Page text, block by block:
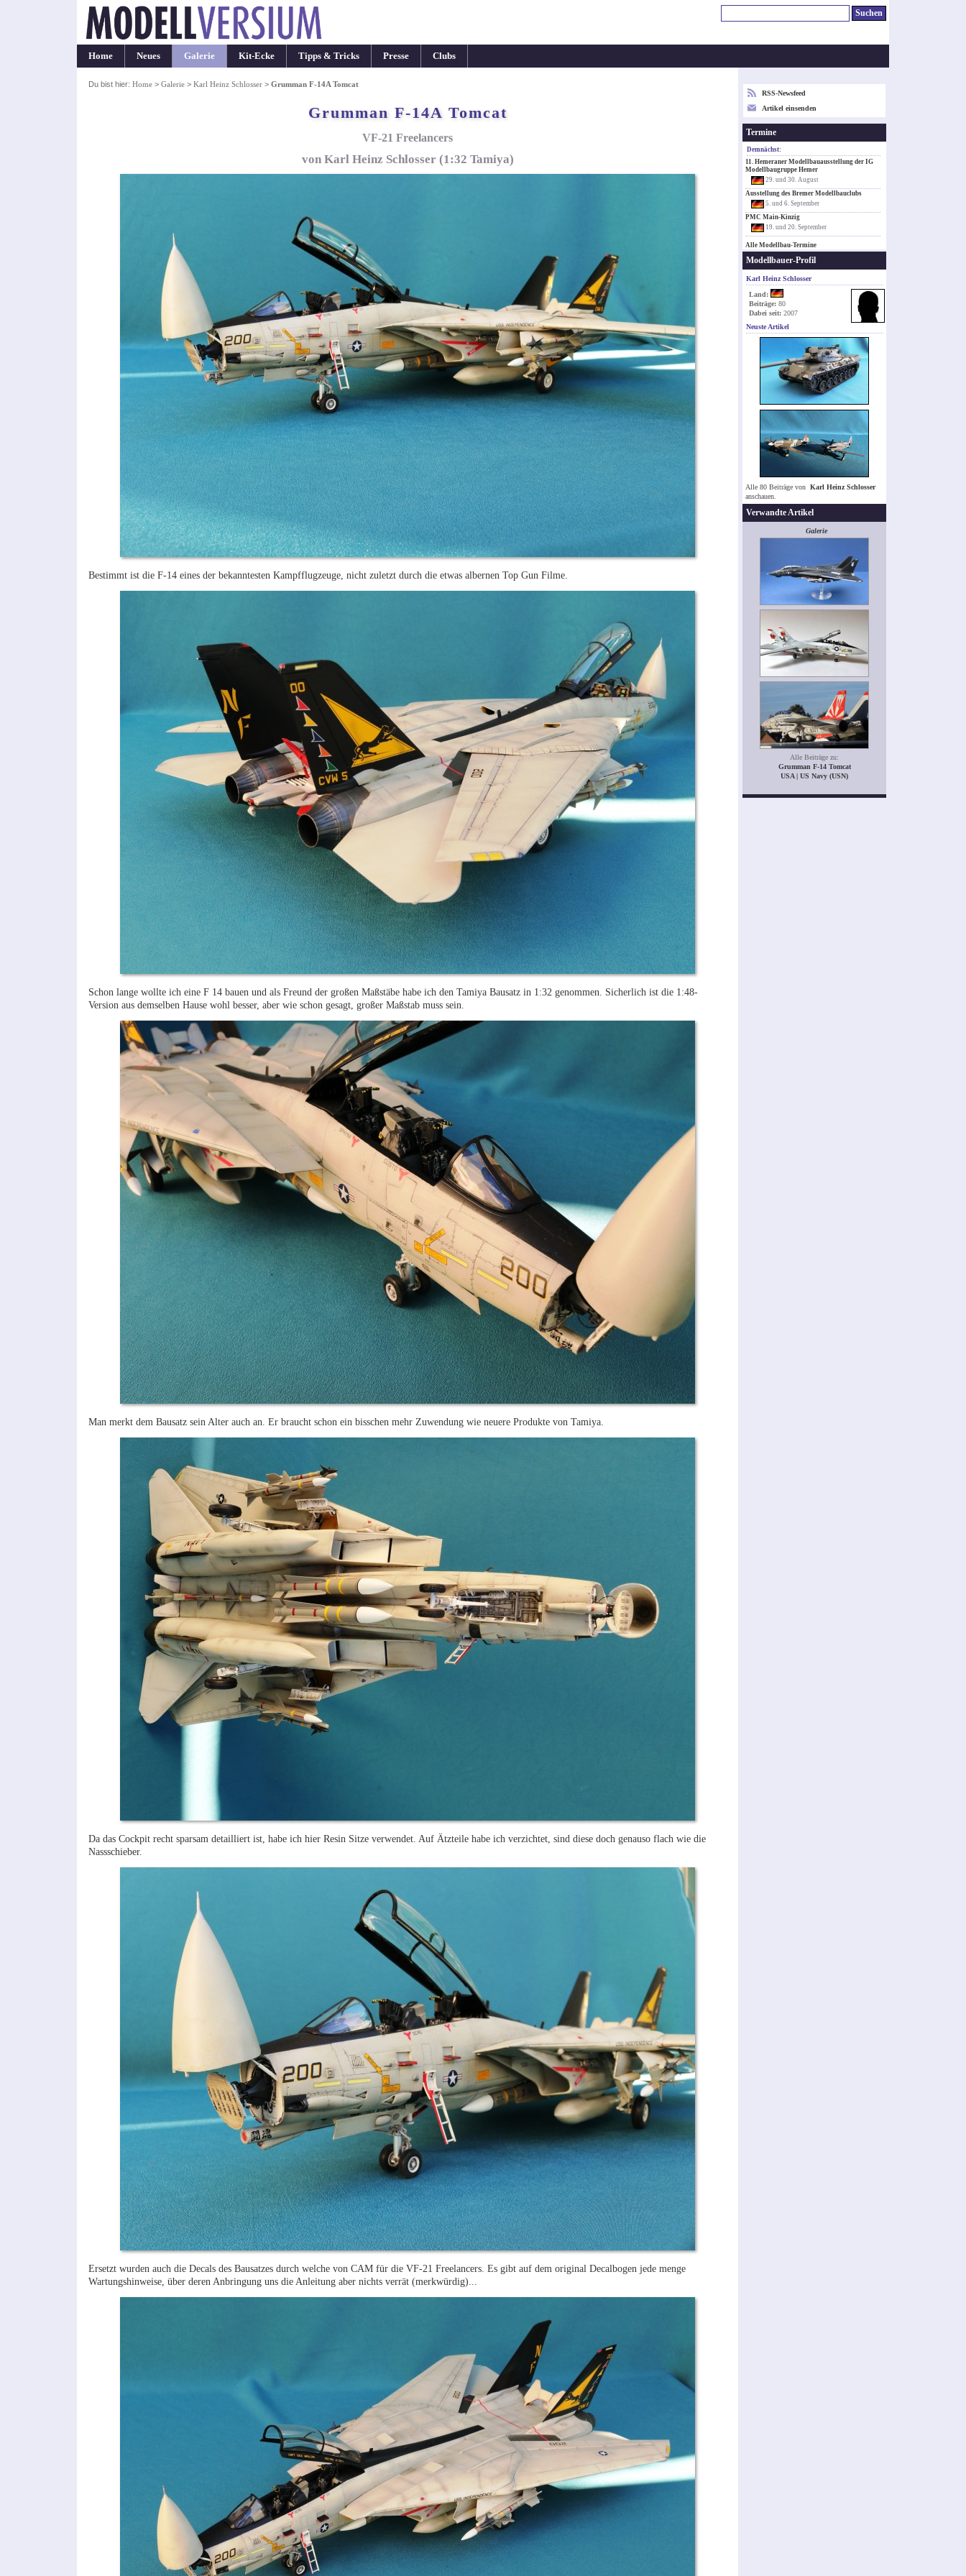
Home Neues Galerie Kit-Ecke Tipps & Tricks Presse Clubs
Du bist hier: Home> Galerie> Karl Heinz Schlosser> Grumman F-14A Tomcat
Grumman F-14A Tomcat
VF-21 Freelancers
von Karl Heinz Schlosser (1:32 Tamiya)
Bestimmt ist die F-14 eines der bekanntesten Kampfflugzeuge, nicht zuletzt durch die etwas albernen Top Gun Filme.
Schon lange wollte ich eine F 14 bauen und als Freund der großen Maßstäbe habe ich den Tamiya Bausatz in 1:32 genommen. Sicherlich ist die 1:48-
Version aus demselben Hause wohl besser, aber wie schon gesagt, großer Maßstab muss sein.
Man merkt dem Bausatz sein Alter auch an. Er braucht schon ein bisschen mehr Zuwendung wie neuere Produkte von Tamiya.
Da das Cockpit recht sparsam detailliert ist, habe ich hier Resin Sitze verwendet. Auf Ätzteile habe ich verzichtet, sind diese doch genauso flach wie die
Nassschieber.
Ersetzt wurden auch die Decals des Bausatzes durch welche von CAM für die VF-21 Freelancers. Es gibt auf dem original Decalbogen jede menge
Wartungshinweise, über deren Anbringung uns die Anleitung aber nichts verrät (merkwürdig)...
RSS-Newsfeed
Artikel einsenden
Termine
Demnächst:
11. Hemeraner Modellbauausstellung der IG
Modellbaugruppe Hemer
29. und 30. August
Ausstellung des Bremer Modellbauclubs
5. und 6. September
PMC Main-Kinzig
19. und 20. September
Alle Modellbau-Termine
Modellbauer-Profil
Karl Heinz Schlosser
Land:
Beiträge: 80
Dabei seit: 2007
Neuste Artikel
Alle 80 Beiträge von Karl Heinz Schlosser
anschauen.
Verwandte Artikel
Galerie
Alle Beiträge zu:
Grumman F-14 Tomcat
USA | US Navy (USN)